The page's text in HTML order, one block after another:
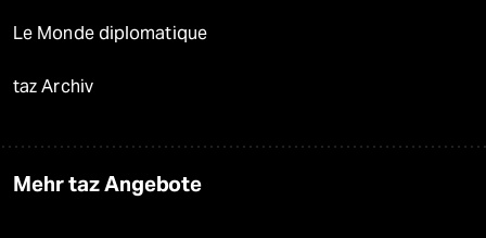
Le Monde diplomatique
taz Archiv
Mehr taz Angebote